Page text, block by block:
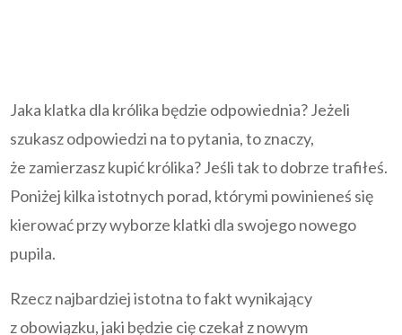
Jaka klatka dla królika będzie odpowiednia? Jeżeli
szukasz odpowiedzi na to pytania, to znaczy,
że zamierzasz kupić królika? Jeśli tak to dobrze trafiłeś.
Poniżej kilka istotnych porad, którymi powinieneś się
kierować przy wyborze klatki dla swojego nowego
pupila.
Rzecz najbardziej istotna to fakt wynikający
z obowiązku, jaki będzie cię czekał z nowym